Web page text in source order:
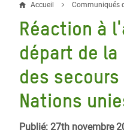
Fil
d'Ariane
Accueil Communiqués
Réaction à
départ de
des secours
Nations
Publié: 27th novembre